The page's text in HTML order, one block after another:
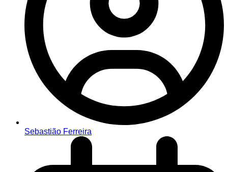
Sebastião Ferreira